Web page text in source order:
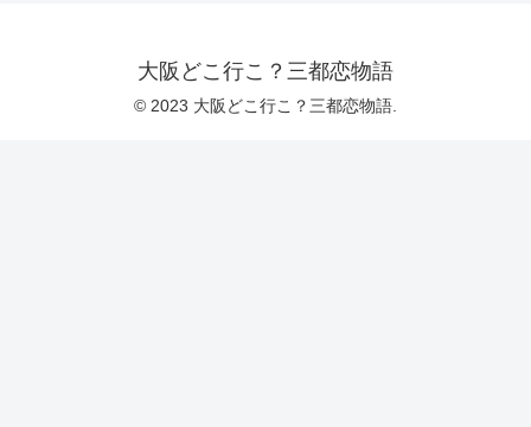
大阪どこ行こ？三都恋物語
© 2023 大阪どこ行こ？三都恋物語.